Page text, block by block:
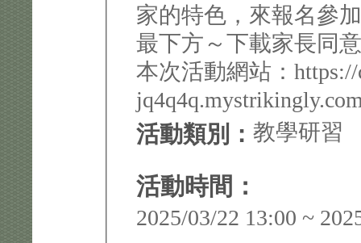
家的特色，來報名參
最下方～下載家長同
本次活動網站：https://
活動類別： 教學研習
活動時間：
2025/03/22 13:00 ~